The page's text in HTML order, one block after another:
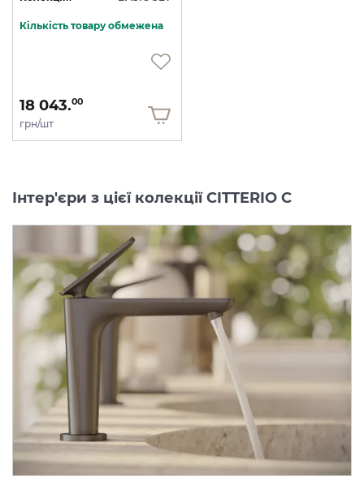
Кількість товару обмежена
18 043.00
грн/шт
Інтер'єри з цієї колекції CITTERIO C